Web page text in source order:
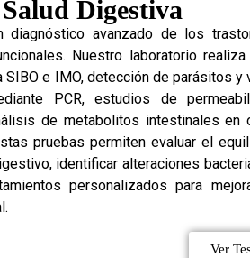
Digestiva
diagnóstico avanzado de los
Nuestro laboratorio
SIBO e IMO, detección de parásitos y
PCR, estudios de
de metabolitos intestinales en
pruebas permiten evaluar el
identificar alteraciones
personalizados para
Ver